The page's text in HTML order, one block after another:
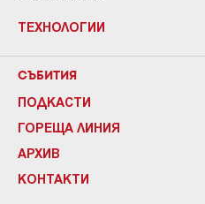
ТЕХНОЛОГИИ
СЪБИТИЯ
ПОДКАСТИ
ГОРЕЩА ЛИНИЯ
АРХИВ
КОНТАКТИ